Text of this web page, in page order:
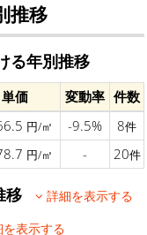
推移
る年別推移
単価 変動率 件数
円/㎡ -9.5% 8件
円/㎡ - 20件
移 詳細を表示する
を表示する